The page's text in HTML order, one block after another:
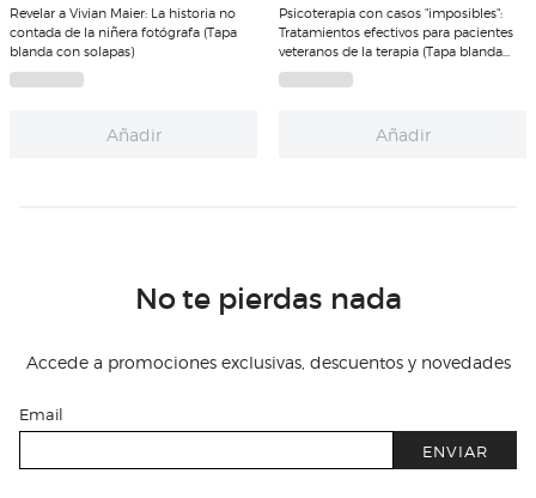
Revelar a Vivian Maier: La historia no
contada de la niñera fotógrafa (Tapa
blanda con solapas)
Añadir
Psicoterapia con casos "imposibles":
Tratamientos efectivos para pacientes
veteranos de la terapia (Tapa blanda
con solapas)
Añadir
No te pierdas nada
Accede a promociones exclusivas, descuentos y novedades
Email
ENVIAR